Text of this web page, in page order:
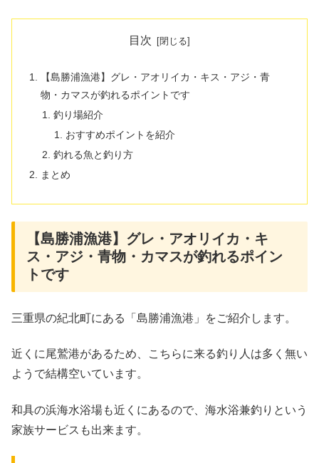
目次
【島勝浦漁港】グレ・アオリイカ・キス・アジ・青
物・カマスが釣れるポイントです
釣り場紹介
おすすめポイントを紹介
釣れる魚と釣り方
まとめ
【島勝浦漁港】グレ・アオリイカ・キ
ス・アジ・青物・カマスが釣れるポイン
トです
三重県の紀北町にある「島勝浦漁港」をご紹介します。
近くに尾鷲港があるため、こちらに来る釣り人は多く無い
ようで結構空いています。
和具の浜海水浴場も近くにあるので、海水浴兼釣りという
家族サービスも出来ます。